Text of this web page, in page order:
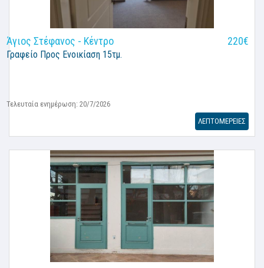
Άγιος Στέφανος - Κέντρο 220€
Γραφείο Προς Ενοικίαση 15τμ.
Τελευταία ενημέρωση: 20/7/2026
ΛΕΠΤΟΜΕΡΕΙΕΣ